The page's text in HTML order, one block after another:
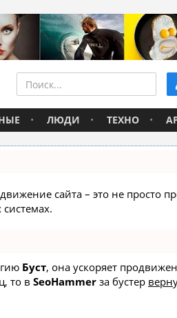
ЛЮДИ ТЕХНО
сайта – это не просто
Буст, она ускоряет
то в SeoHammer за бустер